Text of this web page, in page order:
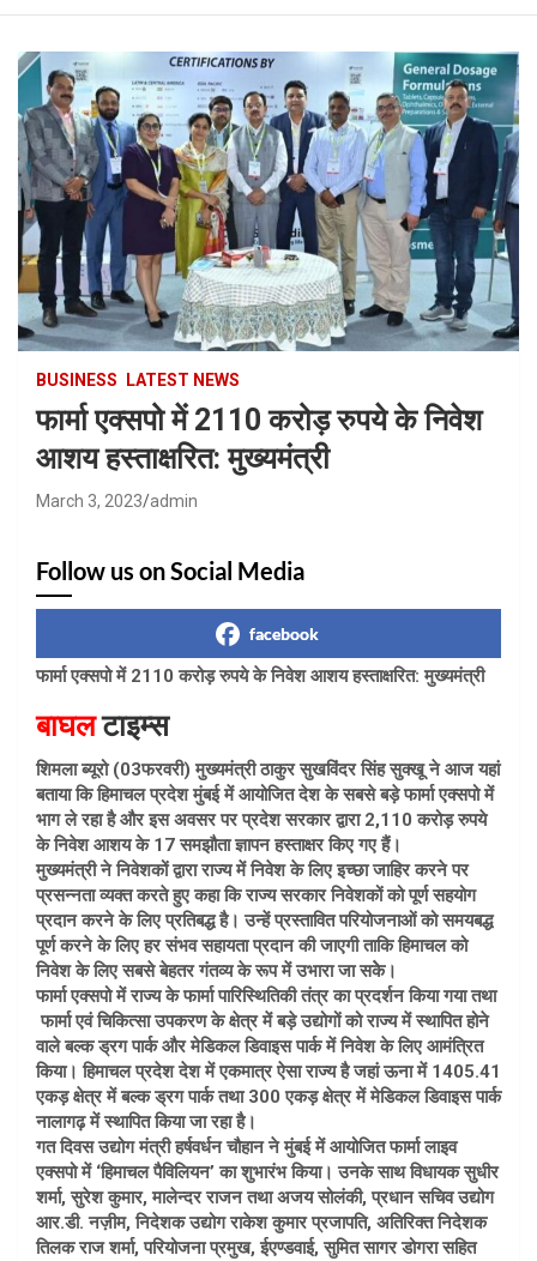
BUSINESS LATEST NEWS
फार्मा एक्सपो में 2110 करोड़ रुपये के निवेश
आशय हस्ताक्षरित: मुख्यमंत्री
March 3, 2023 admin
Follow us on Social Media
facebook
फार्मा एक्सपो में 2110 करोड़ रुपये के निवेश आशय हस्ताक्षरित: मुख्यमंत्री
बाघलटाइम्स
शिमला ब्यूरो (03फरवरी) मुख्यमंत्री ठाकुर सुखविंदर सिंह सुक्खू ने आज यहां
बताया कि हिमाचल प्रदेश मुंबई में आयोजित देश के सबसे बड़े फार्मा एक्सपो में
भाग ले रहा है और इस अवसर पर प्रदेश सरकार द्वारा 2,110 करोड़ रुपये
के निवेश आशय के 17 समझौता ज्ञापन हस्ताक्षर किए गए हैं।
मुख्यमंत्री ने निवेशकों द्वारा राज्य में निवेश के लिए इच्छा जाहिर करने पर
प्रसन्नता व्यक्त करते हुए कहा कि राज्य सरकार निवेशकों को पूर्ण सहयोग
प्रदान करने के लिए प्रतिबद्ध है। उन्हें प्रस्तावित परियोजनाओं को समयबद्ध
पूर्ण करने के लिए हर संभव सहायता प्रदान की जाएगी ताकि हिमाचल को
निवेश के लिए सबसे बेहतर गंतव्य के रूप में उभारा जा सकेे।
फार्मा एक्सपो में राज्य के फार्मा पारिस्थितिकी तंत्र का प्रदर्शन किया गया तथा
फार्मा एवं चिकित्सा उपकरण के क्षेत्र में बड़े उद्योगों को राज्य में स्थापित होने
वाले बल्क ड्रग पार्क और मेडिकल डिवाइस पार्क में निवेश के लिए आमंत्रित
किया। हिमाचल प्रदेश देश में एकमात्र ऐसा राज्य है जहां ऊना में 1405.41
एकड़ क्षेत्र में बल्क ड्रग पार्क तथा 300 एकड़ क्षेत्र में मेडिकल डिवाइस पार्क
नालागढ़ में स्थापित किया जा रहा है।
गत दिवस उद्योग मंत्री हर्षवर्धन चौहान ने मुंबई में आयोजित फार्मा लाइव
एक्सपो में ‘हिमाचल पैविलियन’ का शुभारंभ किया। उनके साथ विधायक सुधीर
शर्मा, सुरेश कुमार, मालेन्दर राजन तथा अजय सोलंकी, प्रधान सचिव उद्योग
आर.डी. नज़ीम, निदेशक उद्योग राकेश कुमार प्रजापति, अतिरिक्त निदेशक
तिलक राज शर्मा, परियोजना प्रमुख, ईएण्डवाई, सुमित सागर डोगरा सहित